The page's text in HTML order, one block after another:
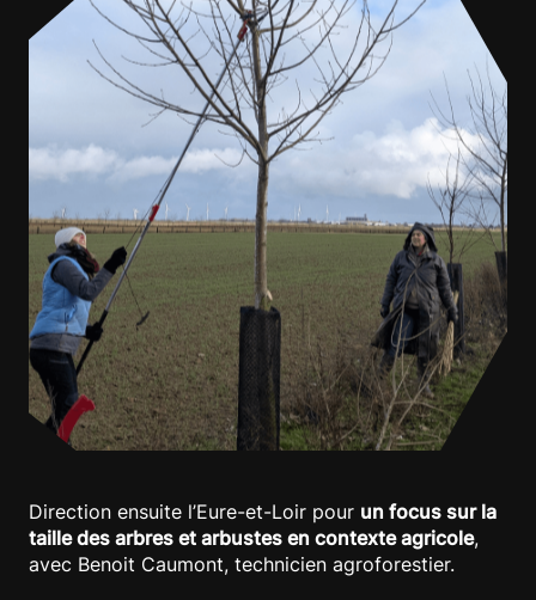
Direction ensuite l’Eure-et-Loir pour un focus sur la
taille des arbres et arbustes en contexte agricole,
avec Benoit Caumont, technicien agroforestier.